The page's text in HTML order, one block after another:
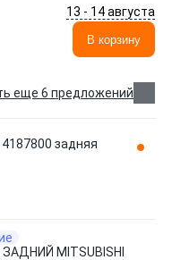
13 - 14 августа
В корзину
еще 6 предложений
задняя
MITSUBISHI